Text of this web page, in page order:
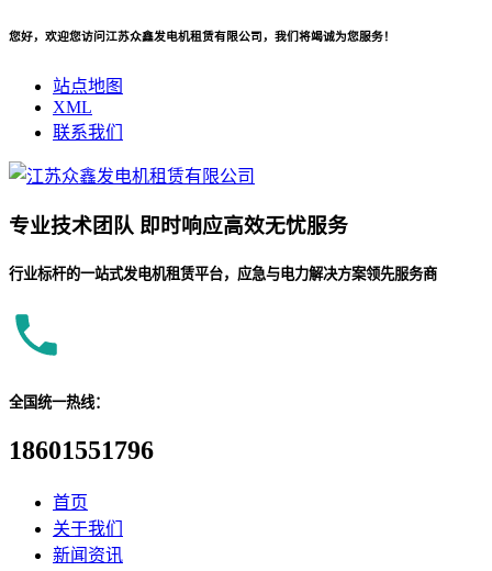
您好，欢迎您访问江苏众鑫发电机租赁有限公司，我们将竭诚为您服务！
站点地图
XML
联系我们
专业技术团队 即时响应高效无忧服务
行业标杆的一站式发电机租赁平台，应急与电力解决方案领先服务商
全国统一热线：
18601551796
首页
关于我们
新闻资讯